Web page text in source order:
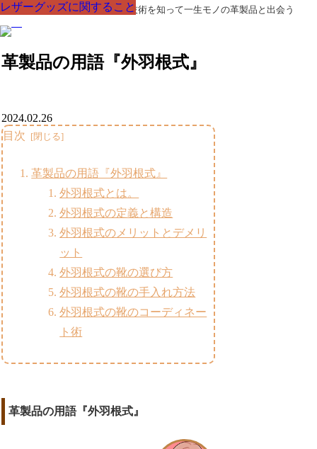
革製品の部品の呼び名・素材・技術を知って一生モノの革製品と出会う
革製品の用語『外羽根式』
レザーグッズに関すること
2024.02.26
目次
革製品の用語『外羽根式』
外羽根式とは。
外羽根式の定義と構造
外羽根式のメリットとデメリ
ット
外羽根式の靴の選び方
外羽根式の靴の手入れ方法
外羽根式の靴のコーディネー
ト術
革製品の用語『外羽根式』
レザーグッズに関すること
レザーグッズに関すること
レザーグッズに関すること
レザーグッズに関すること
レザーグッズに関すること
レザーグッズに関すること